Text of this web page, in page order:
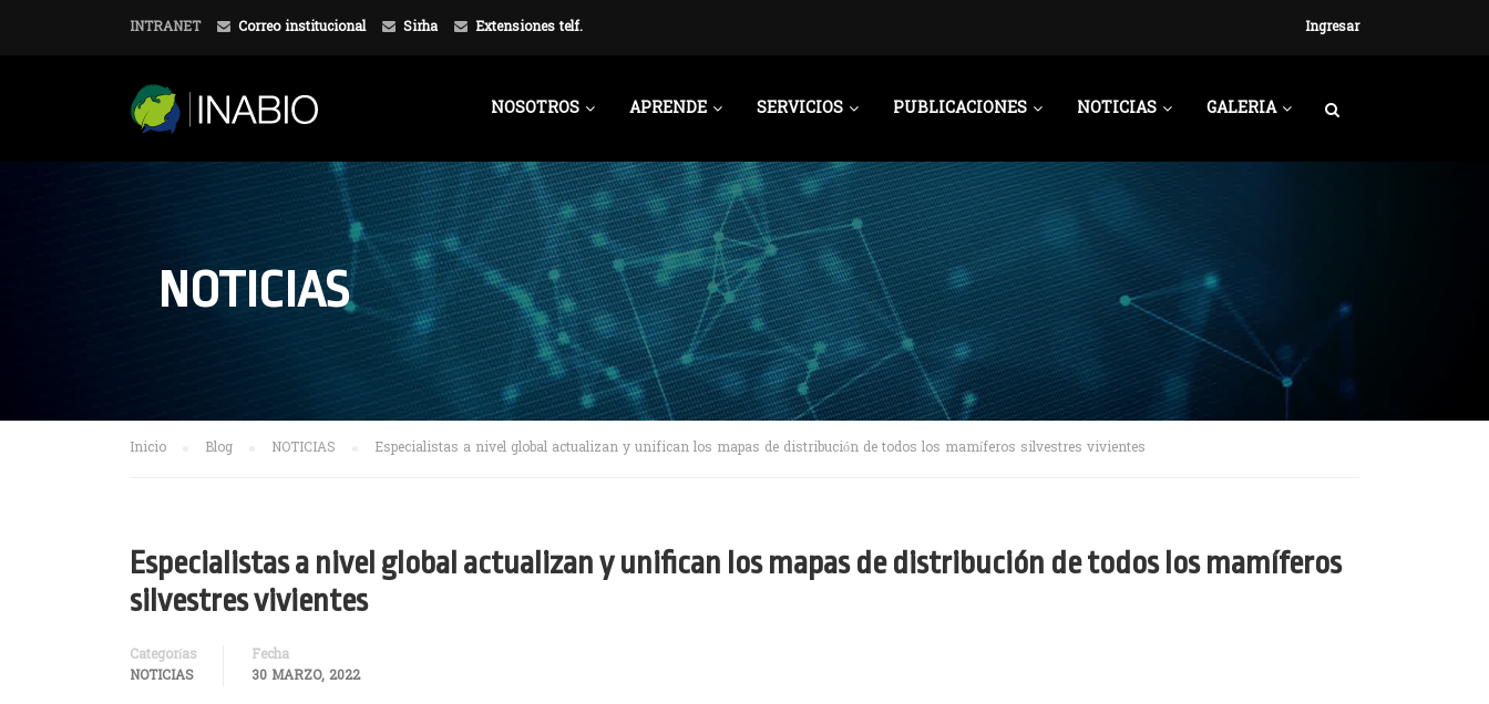
INTRANET Correo institucional Sirha Extensiones telf. Ingresar
NOSOTROS APRENDE SERVICIOS PUBLICACIONES NOTICIAS GALERIA
NOTICIAS
Inicio Blog NOTICIAS Especialistas a nivel global actualizan y unifican los mapas de distribución de todos los mamíferos silvestres vivientes
Especialistas a nivel global actualizan y unifican los mapas de distribución de todos los mamíferos
silvestres vivientes
Categorías
NOTICIAS
Fecha
30 MARZO, 2022